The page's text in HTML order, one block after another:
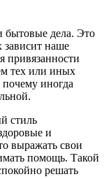
бытовые дела. Это
наше
привязанности
тех или иных
иногда
стиль
и
выражать свои
помощь. Такой
решать